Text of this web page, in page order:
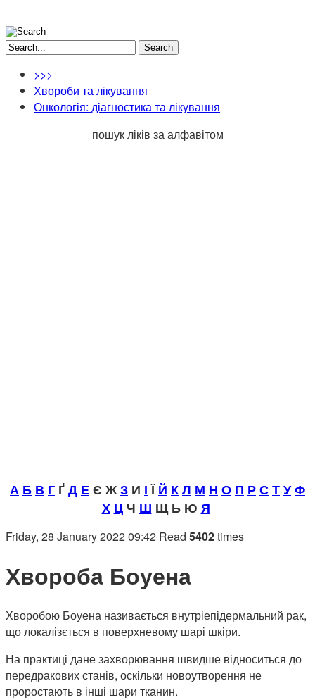
Search
>>>
Хвороби та лікування
Онкологія: діагностика та лікування
пошук ліків за алфавітом
А Б В Г ҐД ЕЄ ЖЗ И ІЇЙ КЛ М Н О П РСТУФ
Х ЦЧ Ш Щ Ь Ю Я
Friday, 28 January 2022 09:42 Read 5402times
Хвороба Боуена
Хворобою Боуена називається внутріепідермальний рак,
що локалізється в поверхневому шарі шкіри.
На практиці дане захворювання швидше відноситься до
передракових станів, оскільки новоутворення не
проростають в інші шари тканин.